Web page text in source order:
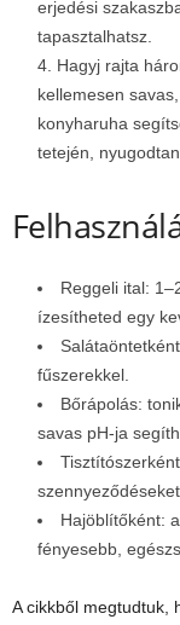
erjedési
tapasztalhatsz.
Hagyj rajta
kellemesen
konyharuha
tetején,
Reggeli ital:
ízesítheted egy
fűszerekkel.
Bőrápolás:
savas pH-ja
Hajöblítőként:
fényesebb,
A cikkből megtudtuk,